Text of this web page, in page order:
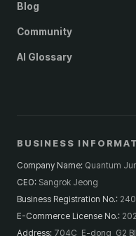
Blog
Community
AI Glossary
BUSINESS
Company Name: Quantum
CEO: Sangrok Jeong
Business Registration No.:
E-Commerce License No.:
Address: 704C, E-dong, G2